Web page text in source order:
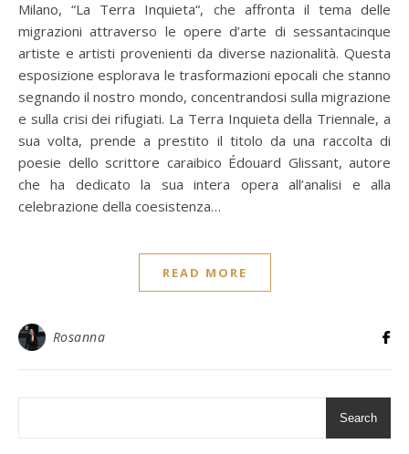
Milano, “La Terra Inquieta“, che affronta il tema delle
migrazioni attraverso le opere d’arte di sessantacinque
artiste e artisti provenienti da diverse nazionalità. Questa
esposizione esplorava le trasformazioni epocali che stanno
segnando il nostro mondo, concentrandosi sulla migrazione
e sulla crisi dei rifugiati. La Terra Inquieta della Triennale, a
sua volta, prende a prestito il titolo da una raccolta di
poesie dello scrittore caraibico Édouard Glissant, autore
che ha dedicato la sua intera opera all’analisi e alla
celebrazione della coesistenza…
READ MORE
Rosanna
Search